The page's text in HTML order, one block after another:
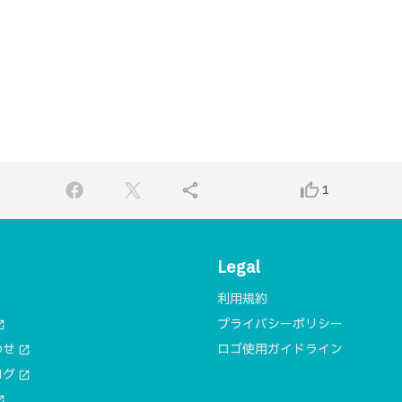
share thumb_up_alt 1
open_in_new
open_in_new
Legal
利用規約
プライバシーポリシー
ロゴ使用ガイドライン